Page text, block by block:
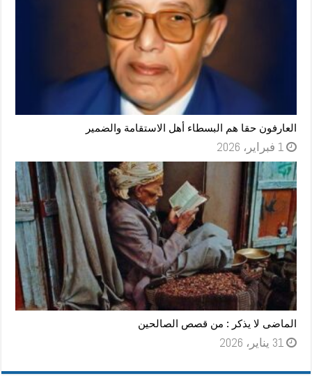
العارفون حقا هم البسطاء أهل الاستقامة والضمير
1 فبراير، 2026
الماضى لا يذكر : من قصص الصالحين
31 يناير، 2026